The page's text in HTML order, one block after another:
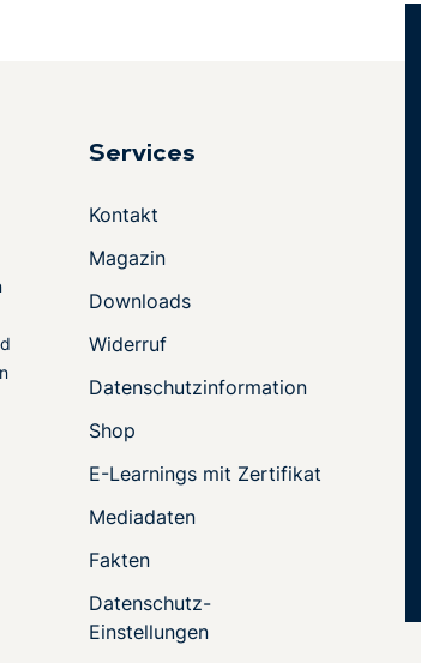
Services
Kontakt
Magazin
Downloads
Widerruf
Datenschutzinformation
Shop
E-Learnings mit Zertifikat
Mediadaten
Fakten
Datenschutz-
Einstellungen